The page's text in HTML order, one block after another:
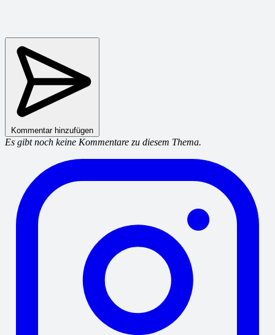
Kommentar hinzufügen
Es gibt noch keine Kommentare zu diesem Thema.